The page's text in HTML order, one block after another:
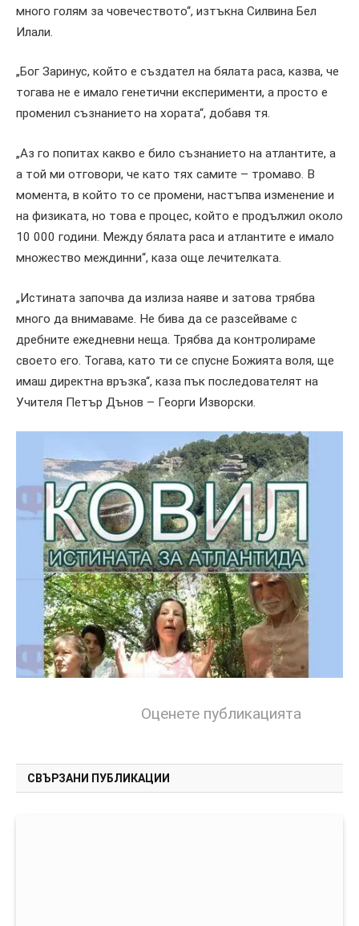
много голям за човечеството“, изтъкна Силвина Бел
Илали.
„Бог Заринус, който е създател на бялата раса, казва, че
тогава не е имало генетични експерименти, а просто е
променил съзнанието на хората“, добавя тя.
„Аз го попитах какво е било съзнанието на атлантите, а
а той ми отговори, че като тях самите – тромаво. В
момента, в който то се промени, настъпва изменение и
на физиката, но това е процес, който е продължил около
10 000 години. Между бялата раса и атлантите е имало
множество междинни“, каза още лечителката.
„Истината започва да излиза наяве и затова трябва
много да внимаваме. Не бива да се разсейваме с
дребните ежедневни неща. Трябва да контролираме
своето его. Тогава, като ти се спусне Божията воля, ще
имаш директна връзка“, каза пък последователят на
Учителя Петър Дънов – Георги Изворски.
Оценете публикацията
СВЪРЗАНИ ПУБЛИКАЦИИ